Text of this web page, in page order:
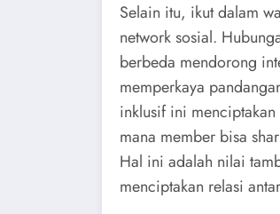
Selain itu, ikut dalam
network sosial.
berbeda mendorong
memperkaya
inklusif ini
mana member bisa
Hal ini adalah nilai
menciptakan relasi